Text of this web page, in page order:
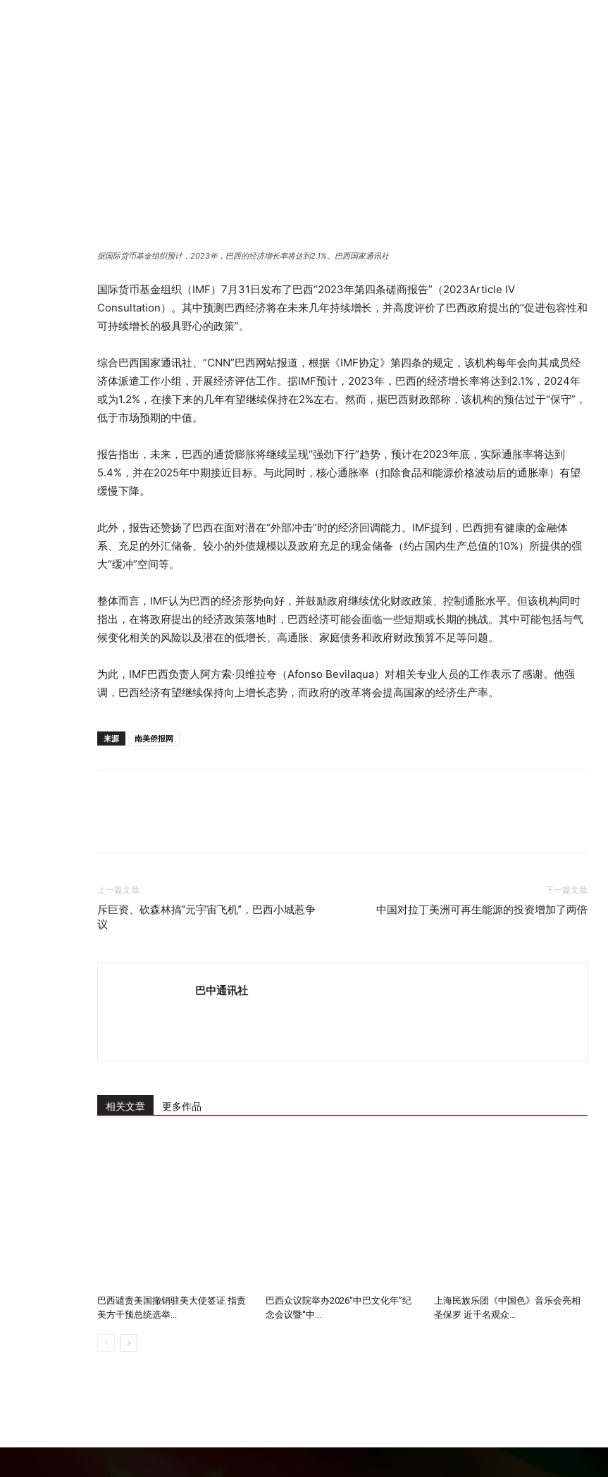
据国际货币基金组织预计，2023年，巴西的经济增长率将达到2.1%。巴西国家通讯社
国际货币基金组织（IMF）7月31日发布了巴西“2023年第四条磋商报告”（2023Article IV
Consultation）。其中预测巴西经济将在未来几年持续增长，并高度评价了巴西政府提出的“促进包容性和
可持续增长的极具野心的政策”。
综合巴西国家通讯社、“CNN”巴西网站报道，根据《IMF协定》第四条的规定，该机构每年会向其成员经
济体派遣工作小组，开展经济评估工作。据IMF预计，2023年，巴西的经济增长率将达到2.1%，2024年
或为1.2%，在接下来的几年有望继续保持在2%左右。然而，据巴西财政部称，该机构的预估过于“保守”，
低于市场预期的中值。
报告指出，未来，巴西的通货膨胀将继续呈现“强劲下行”趋势，预计在2023年底，实际通胀率将达到
5.4%，并在2025年中期接近目标。与此同时，核心通胀率（扣除食品和能源价格波动后的通胀率）有望
缓慢下降。
此外，报告还赞扬了巴西在面对潜在“外部冲击”时的经济回调能力。IMF提到，巴西拥有健康的金融体
系、充足的外汇储备、较小的外债规模以及政府充足的现金储备（约占国内生产总值的10%）所提供的强
大“缓冲”空间等。
整体而言，IMF认为巴西的经济形势向好，并鼓励政府继续优化财政政策、控制通胀水平。但该机构同时
指出，在将政府提出的经济政策落地时，巴西经济可能会面临一些短期或长期的挑战。其中可能包括与气
候变化相关的风险以及潜在的低增长、高通胀、家庭债务和政府财政预算不足等问题。
为此，IMF巴西负责人阿方索·贝维拉夸（Afonso Bevilaqua）对相关专业人员的工作表示了感谢。他强
调，巴西经济有望继续保持向上增长态势，而政府的改革将会提高国家的经济生产率。
来源 南美侨报网
上一篇文章
斥巨资、砍森林搞“元宇宙飞机”，巴西小城惹争
议
下一篇文章
中国对拉丁美洲可再生能源的投资增加了两倍
巴中通讯社
相关文章 更多作品
巴西谴责美国撤销驻美大使签证 指责
美方干预总统选举...
巴西众议院举办2026“中巴文化年”纪
念会议暨“中...
上海民族乐团《中国色》音乐会亮相
圣保罗 近千名观众...